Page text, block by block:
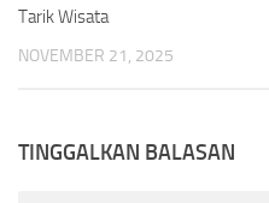
Tarik Wisata
NOVEMBER 21, 2025
TINGGALKAN BALASAN